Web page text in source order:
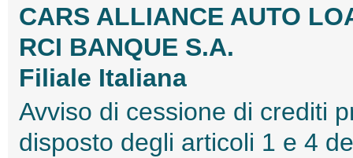
CARS ALLIANCE AUTO
RCI BANQUE S.A.
Filiale Italiana
Avviso di cessione di crediti
disposto degli articoli 1 e 4